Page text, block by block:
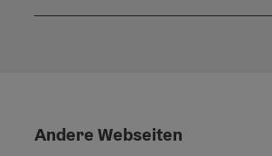
Andere Webseiten